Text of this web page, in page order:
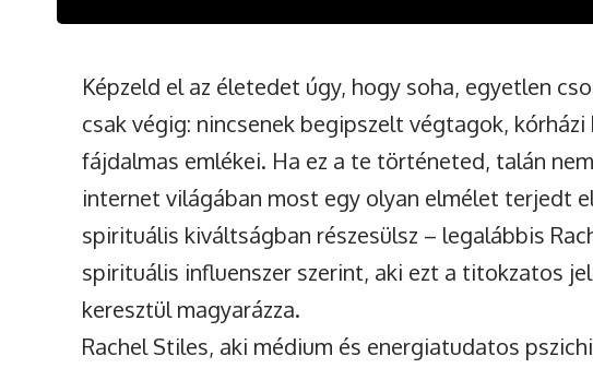
Képzeld el az életedet úgy, hogy soha, egyetlen
csak végig: nincsenek begipszelt végtagok,
fájdalmas emlékei. Ha ez a te történeted, talán
internet világában most egy olyan elmélet terjedt
spirituális kiváltságban részesülsz – legalábbis
spirituális influenszer szerint, aki ezt a titokzatos
keresztül magyarázza.
Rachel Stiles, aki médium és energiatudatos